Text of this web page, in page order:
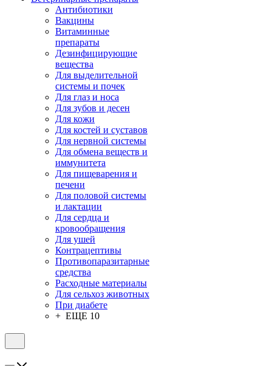
Антибиотики
Вакцины
Витаминные
препараты
Дезинфицирующие
вещества
Для выделительной
системы и почек
Для глаз и носа
Для зубов и десен
Для кожи
Для костей и суставов
Для нервной системы
Для обмена веществ и
иммунитета
Для пищеварения и
печени
Для половой системы
и лактации
Для сердца и
кровообращения
Для ушей
Контрацептивы
Противопаразитарные
средства
Расходные материалы
Для сельхоз животных
При диабете
+ ЕЩЕ 10